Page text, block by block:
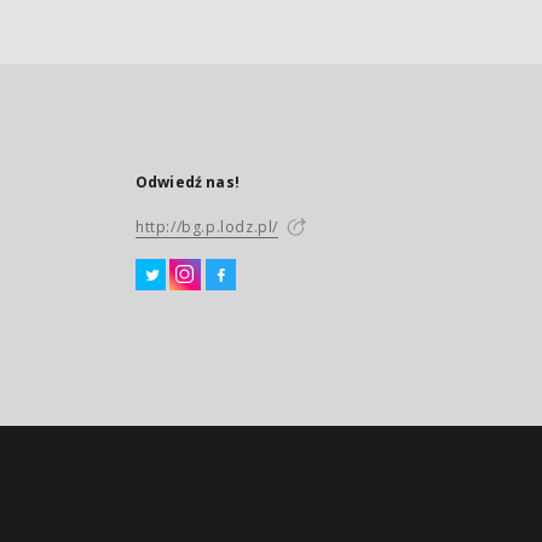
Odwiedź nas!
http://bg.p.lodz.pl/